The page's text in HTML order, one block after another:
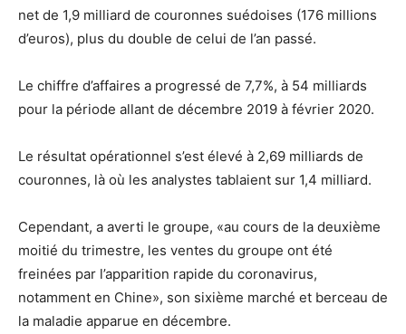
net de 1,9 milliard de couronnes suédoises (176 millions
d’euros), plus du double de celui de l’an passé.
Le chiffre d’affaires a progressé de 7,7%, à 54 milliards
pour la période allant de décembre 2019 à février 2020.
Le résultat opérationnel s’est élevé à 2,69 milliards de
couronnes, là où les analystes tablaient sur 1,4 milliard.
Cependant, a averti le groupe, «au cours de la deuxième
moitié du trimestre, les ventes du groupe ont été
freinées par l’apparition rapide du coronavirus,
notamment en Chine», son sixième marché et berceau de
la maladie apparue en décembre.